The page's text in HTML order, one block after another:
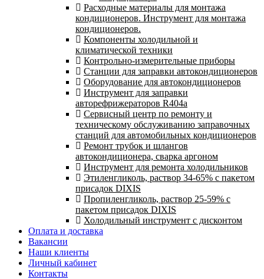
Расходные материалы для монтажа
кондиционеров. Инструмент для монтажа
кондиционеров.
Компоненты холодильной и
климатической техники
Контрольно-измерительные приборы
Станции для заправки автокондиционеров
Оборудование для автокондиционеров
Инструмент для заправки
авторефрижераторов R404a
Сервисный центр по ремонту и
техническому обслуживанию заправочных
станций для автомобильных кондиционеров
Ремонт трубок и шлангов
автокондиционера, сварка аргоном
Инструмент для ремонта холодильников
Этиленгликоль, раствор 34-65% с пакетом
присадок DIXIS
Пропиленгликоль, раствор 25-59% с
пакетом присадок DIXIS
Холодильный инструмент с дисконтом
Оплата и доставка
Вакансии
Наши клиенты
Личный кабинет
Контакты